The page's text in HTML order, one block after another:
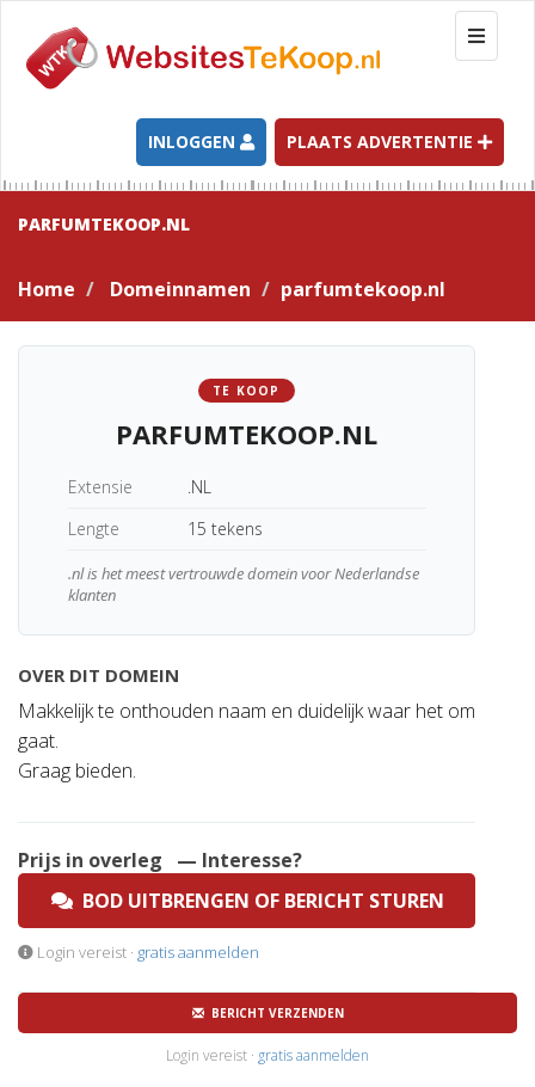
T
o
g
l
e
n
a
t
INLOGGEN PLAATS ADVERTENTIE
PARFUMTEKOOP.NL
Home Domeinnamen parfumtekoop.nl
TE KOOP
PARFUMTEKOOP.NL
Extensie
.NL
Lengte
15 tekens
.nl is het meest vertrouwde domein voor Nederlandse
klanten
OVER DIT DOMEIN
Makkelijk te onthouden naam en duidelijk waar het om
gaat.
Graag bieden.
Prijs in overleg
— Interesse?
BOD UITBRENGEN OF BERICHT STUREN
Login vereist · gratis aanmelden
BERICHT VERZENDEN
Login vereist · gratis aanmelden